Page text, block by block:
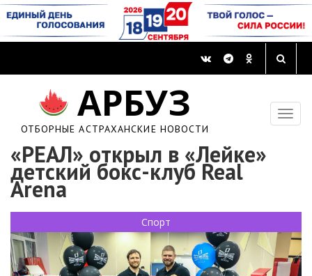
АРБУЗ
ОТБОРНЫЕ АСТРАХАНСКИЕ НОВОСТИ
«РЕАЛ» открыл в «Лейке»
детский бокс-клуб Real
Arena
Спорт